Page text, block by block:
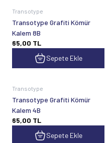
Transotype
Transotype Grafiti Kömür
Kalem 8B
65,00 TL
Sepete Ekle
Transotype
Transotype Grafiti Kömür
Kalem 4B
65,00 TL
Sepete Ekle